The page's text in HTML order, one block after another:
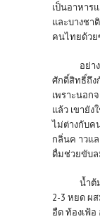
เป็นอาหาร
และบางชา
คนไทยด้วย
อย่างเช่
ศักดิ์สิทธิ์ถึง
เพราะนอก
แล้ว เขายั
ไม่ต่างกับค
กลิ่นค าวแ
ดื่มช่วยขับ
น้ำต้มใบ
2-3 หยด ผ
อืด ท้องเฟ้อ